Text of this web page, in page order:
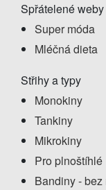
Spřátelené weby
Super móda
Mléčná dieta
Střihy a typy
Monokiny
Tankiny
Mikrokiny
Pro plnoštíhlé
Bandiny -